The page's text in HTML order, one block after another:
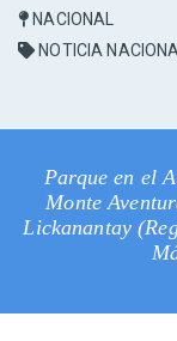
NACIONAL
NOTICIA
Parque en el
Monte
Lickanantay